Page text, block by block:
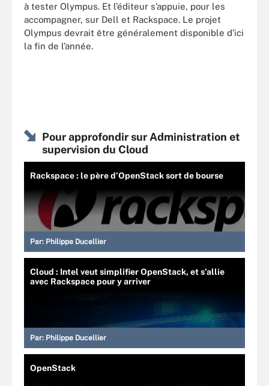
à tester Olympus. Et l’éditeur s’appuie, pour les
accompagner, sur Dell et Rackspace. Le projet
Olympus devrait être généralement disponible d’ici
la fin de l’année.
Pour approfondir sur Administration et
supervision du Cloud
Rackspace : le père d’OpenStack sort de bourse
Par: Philippe Ducellier
Cloud : Intel veut simplifier OpenStack, et s’allie
avec Rackspace pour y arriver
Par: Philippe Ducellier
OpenStack